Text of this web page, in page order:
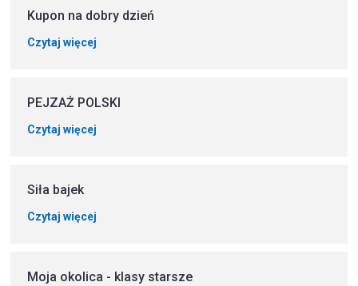
Kupon na dobry dzień
Czytaj więcej
PEJZAŻ POLSKI
Czytaj więcej
Siła bajek
Czytaj więcej
Moja okolica - klasy starsze